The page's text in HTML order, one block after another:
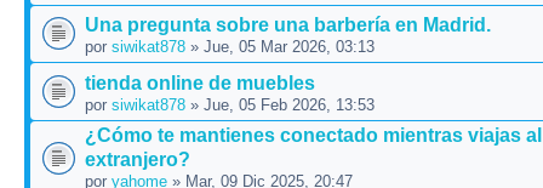
Una pregunta sobre una barbería en Madrid.
por siwikat878 » Jue, 05 Mar 2026, 03:13
tienda online de muebles
por siwikat878 » Jue, 05 Feb 2026, 13:53
¿Cómo te mantienes conectado mientras viajas al
extranjero?
por yahome » Mar, 09 Dic 2025, 20:47